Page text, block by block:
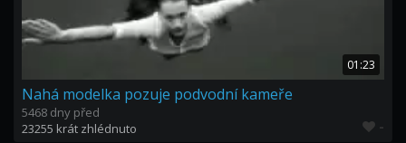
01:23
Nahá modelka pozuje podvodní kameře
5468 dny před
23255 krát zhlédnuto
-